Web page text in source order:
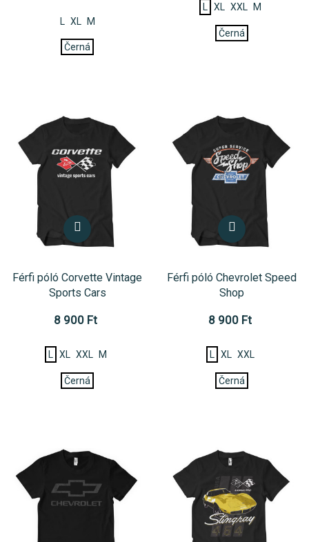
L XL M
Černá
L XL XXL M
Černá
Férfi póló Corvette Vintage
Sports Cars
8 900 Ft
L XL XXL M
Černá
Férfi póló Chevrolet Speed
Shop
8 900 Ft
L XL XXL
Černá